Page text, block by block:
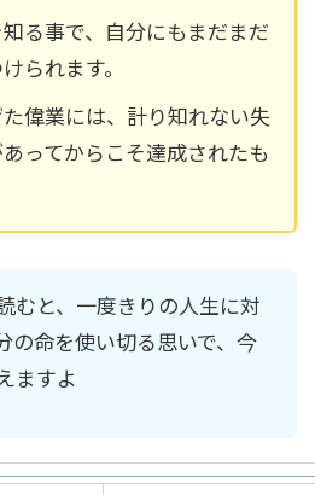
る事で、自分にもまだまだ
られます。
偉業には、計り知れない失
ってからこそ達成されたも
むと、一度きりの人生に対
の命を使い切る思いで、今
ますよ